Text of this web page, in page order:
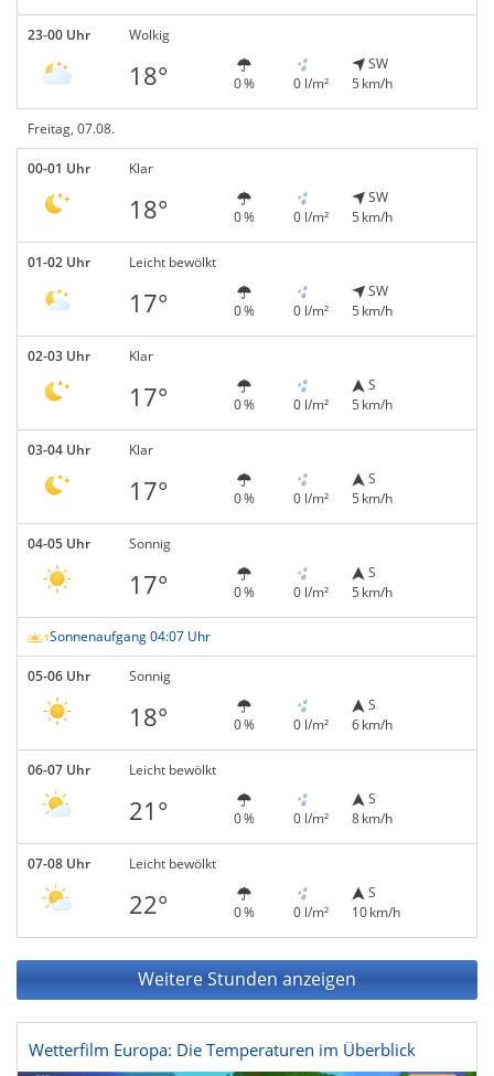
23-00 Uhr Wolkig
18° 0 % 0 l/m²
SW
5 km/h
Freitag, 07.08.
00-01 Uhr Klar
18° 0 % 0 l/m²
SW
5 km/h
01-02 Uhr Leicht bewölkt
17° 0 % 0 l/m²
SW
5 km/h
02-03 Uhr Klar
17° 0 % 0 l/m²
S
5 km/h
03-04 Uhr Klar
17° 0 % 0 l/m²
S
5 km/h
04-05 Uhr Sonnig
17° 0 % 0 l/m²
S
5 km/h
Sonnenaufgang 04:07 Uhr
05-06 Uhr Sonnig
18° 0 % 0 l/m²
S
6 km/h
06-07 Uhr Leicht bewölkt
21° 0 % 0 l/m²
S
8 km/h
07-08 Uhr Leicht bewölkt
22° 0 % 0 l/m²
S
10 km/h
Weitere Stunden anzeigen
Wetterfilm Europa: Die Temperaturen im Überblick